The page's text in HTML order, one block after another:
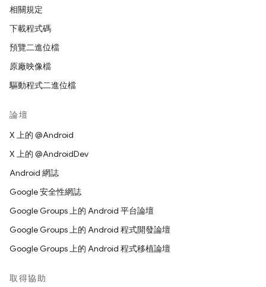
相關規定
下載程式碼
預覽二進位檔
原廠映像檔
驅動程式二進位檔
論壇
X 上的 @Android
X 上的 @AndroidDev
Android 網誌
Google 安全性網誌
Google Groups 上的 Android 平台論壇
Google Groups 上的 Android 程式開發論壇
Google Groups 上的 Android 程式移植論壇
取得協助